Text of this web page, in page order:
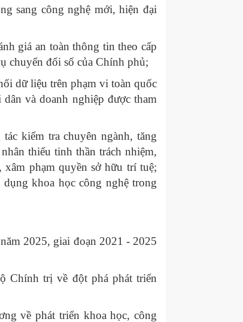
sang công nghệ mới, hiện đại
giá an toàn thông tin theo cấp
chuyển đổi số của Chính phủ;
dữ liệu trên phạm vi toàn quốc
và doanh nghiệp được tham
kiểm tra chuyên ngành, tăng
thiếu tinh thần trách nhiệm,
phạm quyền sở hữu trí tuệ;
khoa học công nghệ trong
2025, giai đoạn 2021 - 2025
Chính trị về đột phá phát triển
về phát triển khoa học, công